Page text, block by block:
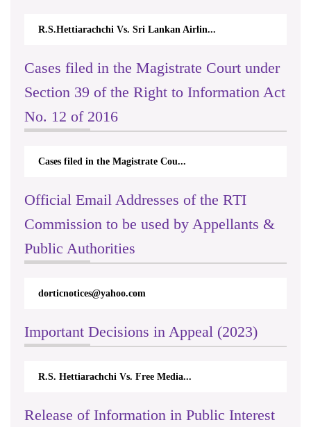
R.S.Hettiarachchi Vs. Sri Lankan Airlin...
Cases filed in the Magistrate Court under
Section 39 of the Right to Information Act
No. 12 of 2016
Cases filed in the Magistrate Cou...
Official Email Addresses of the RTI
Commission to be used by Appellants &
Public Authorities
dorticnotices@yahoo.com
Important Decisions in Appeal (2023)
R.S. Hettiarachchi Vs. Free Media...
Release of Information in Public Interest